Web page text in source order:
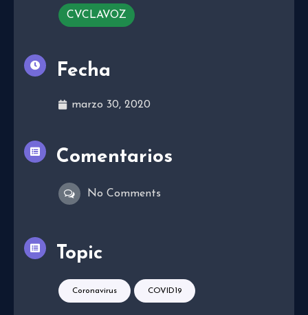
CVCLAVOZ
Fecha
marzo 30, 2020
Comentarios
No Comments
Topic
Coronavirus COVID19